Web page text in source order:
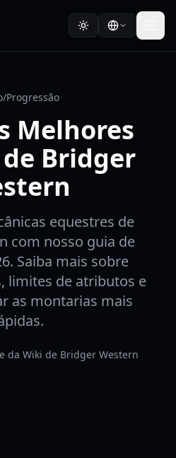
/Progressão
Melhores
Bridger
equestres de
com nosso guia de
Saiba mais sobre
limites de atributos e
as montarias mais
da Wiki de Bridger Western